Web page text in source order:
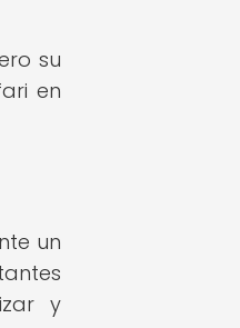
su
en
un
y